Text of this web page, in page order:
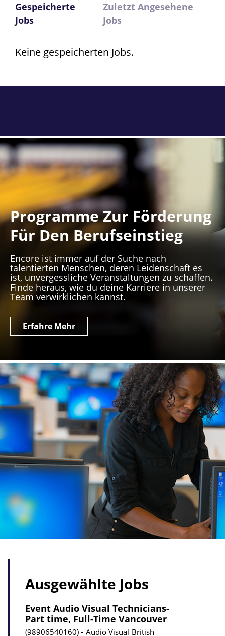
Gespeicherte
Jobs
Zuletzt Angesehene
Jobs
Keine gespeicherten Jobs.
Programme Zur Förderung
Für Den Berufseinstieg
Encore ist immer auf der Suche nach
talentierten Menschen, deren Leidenschaft es
ist, unvergessliche Veranstaltungen zu schaffen.
Finde heraus, wie du deine Karriere in unserer
Team verwirklichen kannst.
Erfahre Mehr
Ausgewählte Jobs
Event Audio Visual Technicians-
Part time, Full-Time Vancouver
98906540160 Audio Visual British